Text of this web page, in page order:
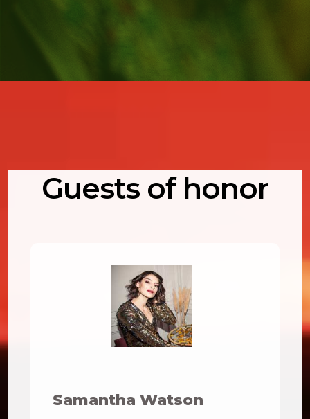
Guests of honor
Samantha Watson